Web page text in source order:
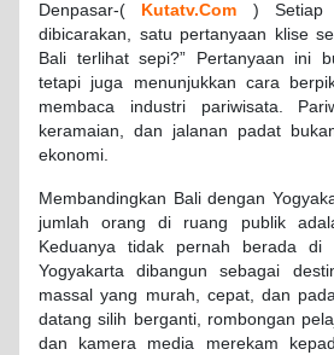
Denpasar-( Kutatv.Com ) Setiap
dibicarakan, satu pertanyaan klise
Bali terlihat sepi?” Pertanyaan ini
tetapi juga menunjukkan cara
membaca industri pariwisata.
keramaian, dan jalanan padat
ekonomi.
Membandingkan Bali dengan
jumlah orang di ruang publik
Keduanya tidak pernah berada di
Yogyakarta dibangun sebagai
massal yang murah, cepat, dan
datang silih berganti, rombongan
dan kamera media merekam